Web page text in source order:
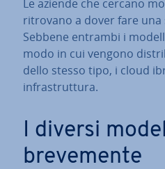
Le aziende che cercano
ritrovano a dover fare
Sebbene entrambi i
modo in cui vengono
dello stesso tipo, i cloud
in­fra­strut­tu­ra.
I diversi
bre­ve­men­te